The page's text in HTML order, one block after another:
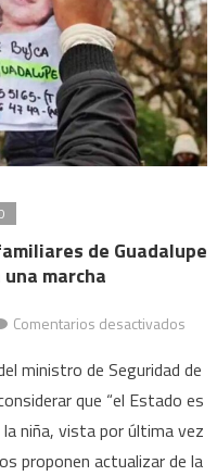
de Guadalupe
marcha
Comentarios desactivados
un
año
de
su
ministro de Seguridad de
que “el Estado es
niña, vista por última vez
proponen actualizar de la